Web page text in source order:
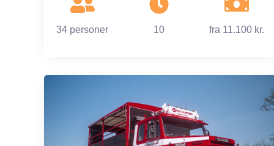
34 personer 10 fra 11.100 kr.